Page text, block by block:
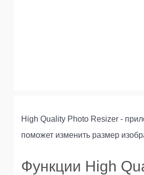
High Quality Photo Resizer -
поможет изменить размер
Функции High